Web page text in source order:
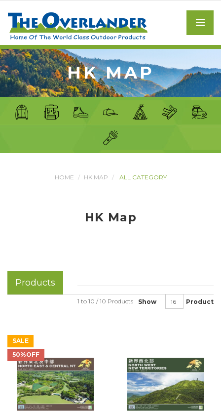
HK MAP
HOME HK MAP ALL CATEGORY
HK Map
Products
Show Product
1 to 10 / 10 Products
SALE
50%OFF